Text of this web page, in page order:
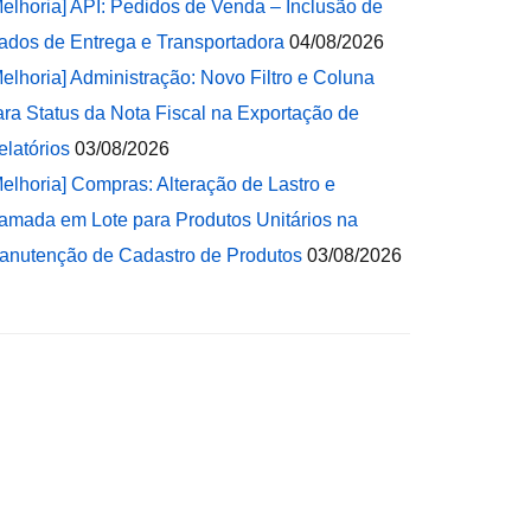
API: Pedidos de Venda – Inclusão de
de Entrega e Transportadora 04/08/2026
Administração: Novo Filtro e Coluna
Status da Nota Fiscal na Exportação de
03/08/2026
Compras: Alteração de Lastro e
em Lote para Produtos Unitários na
de Cadastro de Produtos 03/08/2026